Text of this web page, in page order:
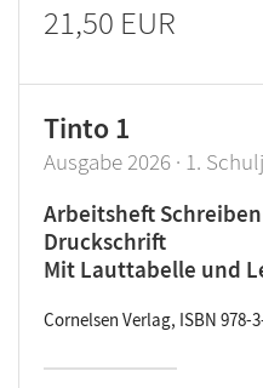
21,50 EUR
Tinto 1
Ausgabe 2026 · 1.
Arbeitsheft
Druckschrift
Mit Lauttabelle und
Cornelsen Verlag, ISBN 978-